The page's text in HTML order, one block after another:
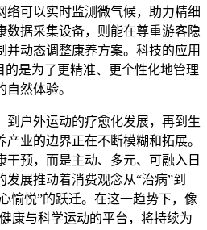
络可以实时监测微气候，助力精细
数据采集设备，则能在尊重游客隐
并动态调整康养方案。科技的应用
的是为了更精准、更个性化地管理
然体验。
到户外运动的疗愈化发展，再到生
业的边界正在不断模糊和拓展。
干预，而是主动、多元、可融入日
展推动着消费观念从“治病”到
愉悦”的跃迁。在这一趋势下，像
康与科学运动的平台，将持续为